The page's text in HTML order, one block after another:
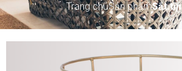
Trang chủSản phẩmSắt